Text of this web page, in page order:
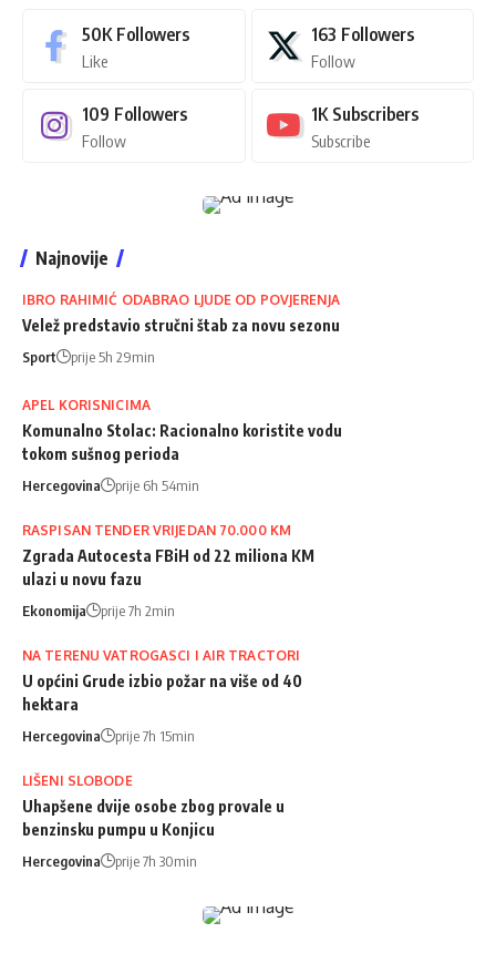
50K Followers
Like
163 Followers
Follow
109 Followers
Follow
1K Subscribers
Subscribe
Najnovije
IBRO RAHIMIĆ ODABRAO LJUDE OD POVJERENJA
Velež predstavio stručni štab za novu sezonu
Sport prije 5h 29min
APEL KORISNICIMA
Komunalno Stolac: Racionalno koristite vodu
tokom sušnog perioda
Hercegovina prije 6h 54min
RASPISAN TENDER VRIJEDAN 70.000 KM
Zgrada Autocesta FBiH od 22 miliona KM
ulazi u novu fazu
Ekonomija prije 7h 2min
NA TERENU VATROGASCI I AIR TRACTORI
U općini Grude izbio požar na više od 40
hektara
Hercegovina prije 7h 15min
LIŠENI SLOBODE
Uhapšene dvije osobe zbog provale u
benzinsku pumpu u Konjicu
Hercegovina prije 7h 30min